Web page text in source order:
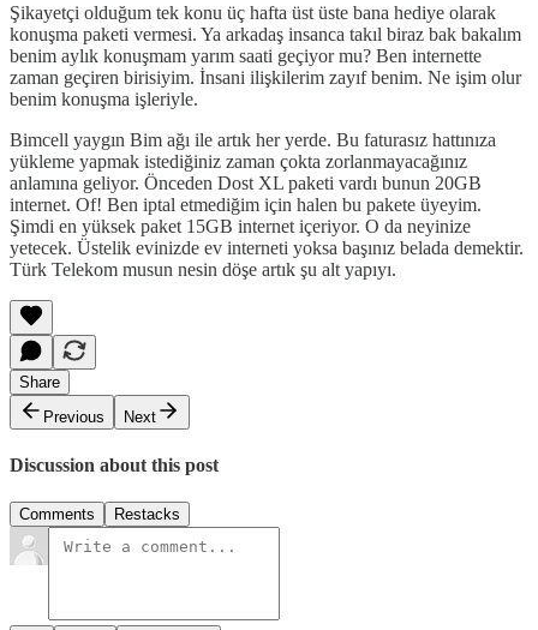
Şikayetçi olduğum tek konu üç hafta üst üste bana hediye olarak
konuşma paketi vermesi. Ya arkadaş insanca takıl biraz bak bakalım
benim aylık konuşmam yarım saati geçiyor mu? Ben internette
zaman geçiren birisiyim. İnsani ilişkilerim zayıf benim. Ne işim olur
benim konuşma işleriyle.
Bimcell yaygın Bim ağı ile artık her yerde. Bu faturasız hattınıza
yükleme yapmak istediğiniz zaman çokta zorlanmayacağınız
anlamına geliyor. Önceden Dost XL paketi vardı bunun 20GB
internet. Of! Ben iptal etmediğim için halen bu pakete üyeyim.
Şimdi en yüksek paket 15GB internet içeriyor. O da neyinize
yetecek. Üstelik evinizde ev interneti yoksa başınız belada demektir.
Türk Telekom musun nesin döşe artık şu alt yapıyı.
Share
Previous
Next
Discussion about this post
Comments Restacks